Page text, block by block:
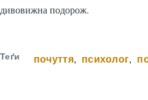
дивовижна подорож.
Теґи почуття психолог